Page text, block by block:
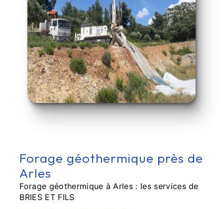
Forage géothermique près de
Arles
Forage géothermique à Arles : les services de
BRIES ET FILS